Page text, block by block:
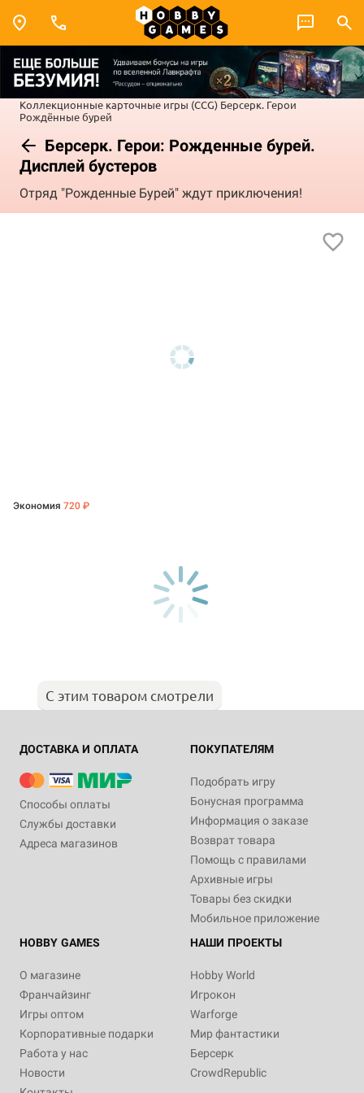
Коллекционные карточные игры (CCG) Берсерк. Герои
Рождённые бурей
Берсерк. Герои: Рожденные бурей.
Дисплей бустеров
Отряд "Рожденные Бурей" ждут приключения!
Экономия 720 ₽
С этим товаром смотрели
ДОСТАВКА И ОПЛАТА
Способы оплаты
Службы доставки
Адреса магазинов
ПОКУПАТЕЛЯМ
Подобрать игру
Бонусная программа
Информация о заказе
Возврат товара
Помощь с правилами
Архивные игры
Товары без скидки
Мобильное приложение
HOBBY GAMES
О магазине
Франчайзинг
Игры оптом
Корпоративные подарки
Работа у нас
Новости
НАШИ ПРОЕКТЫ
Hobby World
Игрокон
Warforge
Мир фантастики
Берсерк
CrowdRepublic